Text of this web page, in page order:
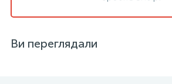
Ви переглядали